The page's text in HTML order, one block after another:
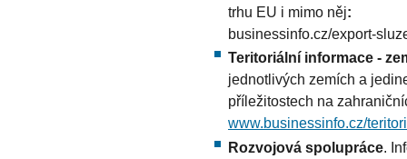
trhu EU i mimo něj:
businessinfo.cz/export-
Teritoriální informace -
jednotlivých zemích a
příležitostech na
www.businessinfo.cz/
Rozvojová spolupráce.